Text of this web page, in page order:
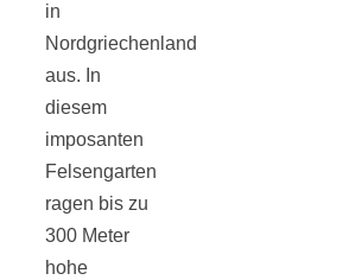
in
Nordgriechenland
aus. In
diesem
imposanten
Felsengarten
ragen bis zu
300 Meter
hohe